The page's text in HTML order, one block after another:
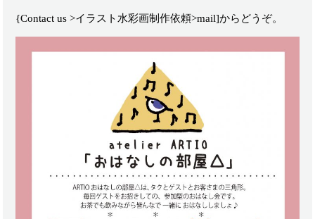
{Contact us >イラスト水彩画制作依頼>mail]からどうぞ。